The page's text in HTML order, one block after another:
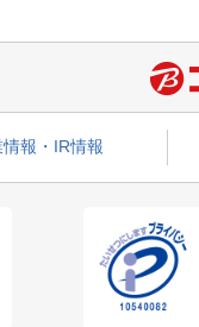
報・IR情報